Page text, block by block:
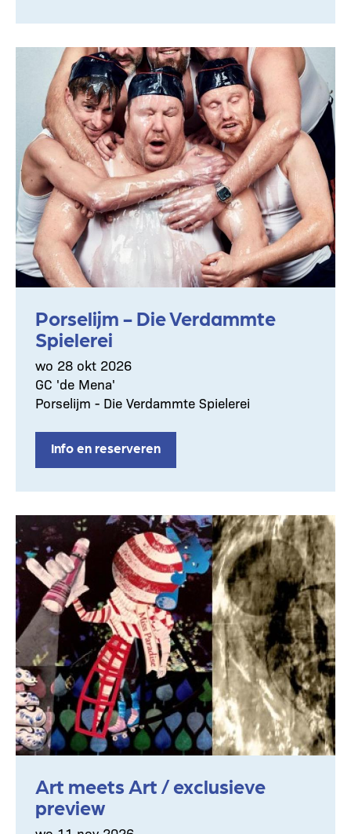
Porselijm - Die Verdammte
Spielerei
wo 28 okt 2026
GC 'de Mena'
Porselijm - Die Verdammte Spielerei
Info en reserveren
Art meets Art / exclusieve
preview